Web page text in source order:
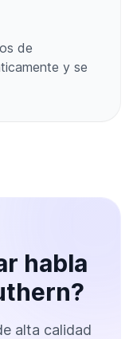
de
y se
habla
alta calidad